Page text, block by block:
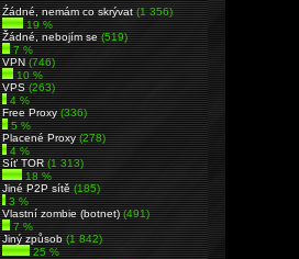
Źádné, nemám co skrývat(1 356)
19 %
Žádné, nebojím se(519)
7 %
VPN(746)
10 %
VPS(263)
4 %
Free Proxy(336)
5 %
Placené Proxy(278)
4 %
Síť TOR(1 313)
18 %
Jiné P2P sítě(185)
3 %
Vlastní zombie (botnet)(491)
7 %
Jiný způsob(1 842)
25 %